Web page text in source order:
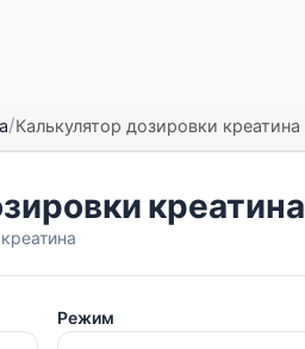
/Калькулятор дозировки креатина
креатина
Режим